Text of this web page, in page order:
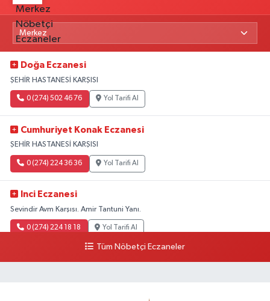
Doğa Eczanesi
ŞEHİR HASTANESİ KARŞISI
0 (274) 502 46 76 Yol Tarifi Al
Cumhuriyet Konak Eczanesi
ŞEHİR HASTANESİ KARŞISI
0 (274) 224 36 36 Yol Tarifi Al
Inci Eczanesi
Sevindir Avm Karşısı. Amir Tantuni Yanı.
0 (274) 224 18 18 Yol Tarifi Al
Tüm Nöbetçi Eczaneler